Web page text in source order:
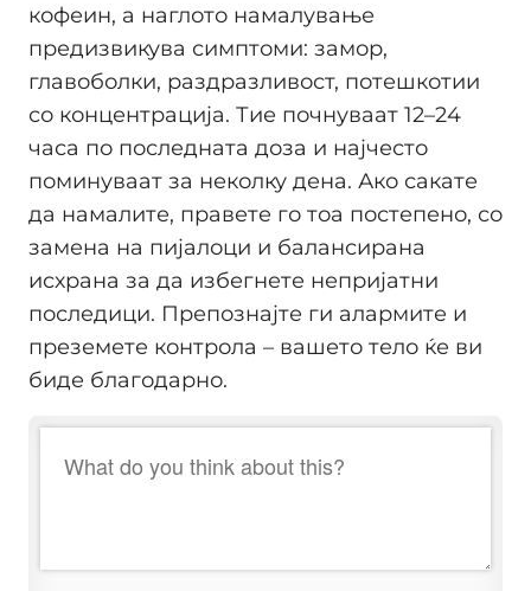
кофеин, а наглото намалување
предизвикува симптоми: замор,
главоболки, раздразливост, потешкотии
со концентрација. Тие почнуваат 12–24
часа по последната доза и најчесто
поминуваат за неколку дена. Ако сакате
да намалите, правете го тоа постепено, со
замена на пијалоци и балансирана
исхрана за да избегнете непријатни
последици. Препознајте ги алармите и
преземете контрола – вашето тело ќе ви
биде благодарно.